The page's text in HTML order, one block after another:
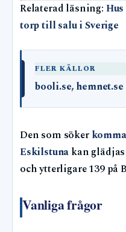
Relaterad läsning:
torp till salu i Sverige
FLER KÄLLOR
booli.se, hemnet.se
Den som söker
Eskilstuna kan
och ytterligare 139 på
Vanliga frågor